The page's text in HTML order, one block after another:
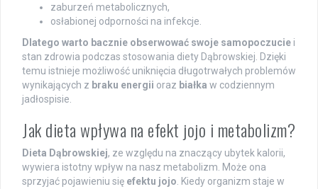
zaburzeń metabolicznych,
osłabionej odporności na infekcje.
Dlatego warto bacznie obserwować swoje samopoczucie i
stan zdrowia podczas stosowania diety Dąbrowskiej. Dzięki
temu istnieje możliwość uniknięcia długotrwałych problemów
wynikających z braku energii oraz białka w codziennym
jadłospisie.
Jak dieta wpływa na efekt jojo i metabolizm?
Dieta Dąbrowskiej, ze względu na znaczący ubytek kalorii,
wywiera istotny wpływ na nasz metabolizm. Może ona
sprzyjać pojawieniu się efektu jojo . Kiedy organizm staje w